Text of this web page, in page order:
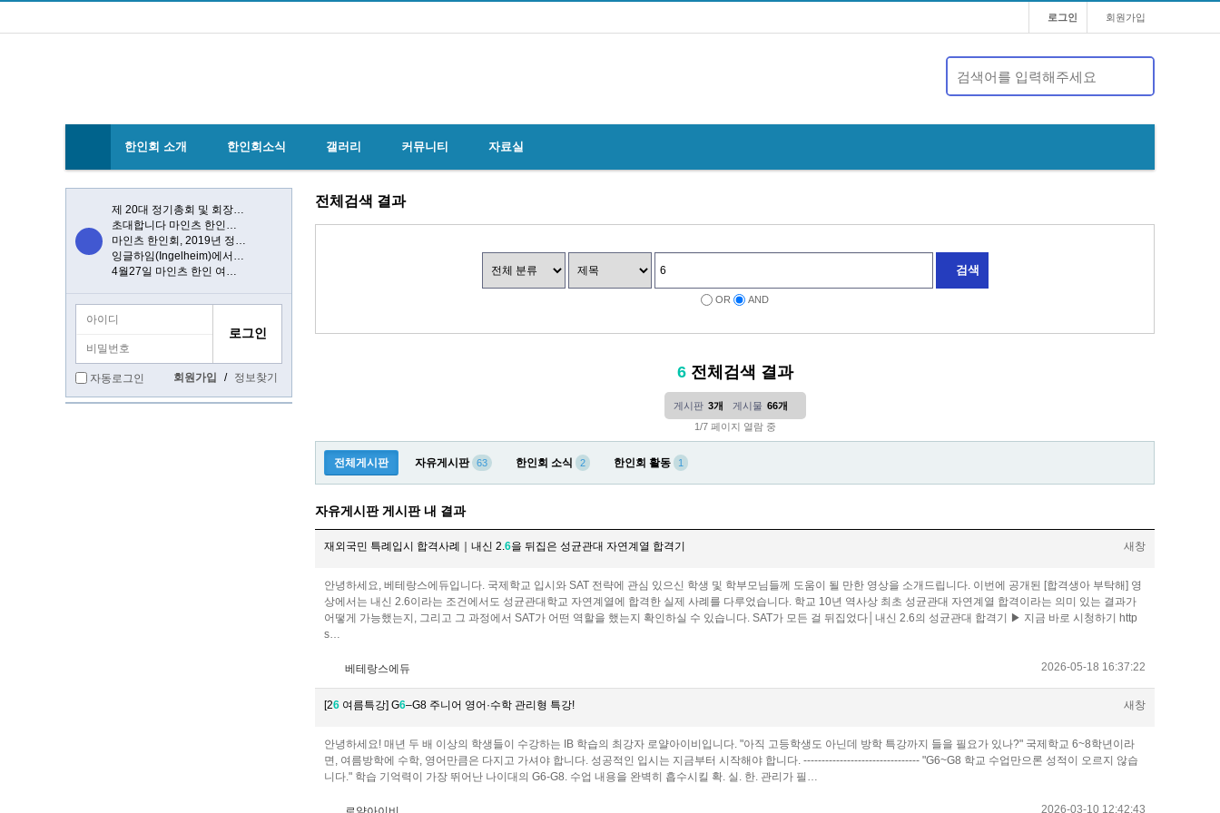
회원가입
로그인
한인회 소개 한인회소식 갤러리 커뮤니티 자료실
전체검색 결과
검색
OR AND
6전체검색 결과
게시판 3개 게시물 66개
1/7 페이지 열람 중
전체게시판 자유게시판 63 한인회 소식 2 한인회 활동 1
자유게시판 게시판 내 결과
재외국민 특례입시 합격사례｜내신 2. 6을 뒤집은 성균관대 자연계열 합격기 새창
안녕하세요, 베테랑스에듀입니다. 국제학교 입시와 SAT 전략에 관심 있으신 학생 및 학부모님들께 도움이 될 만한 영상을 소개드립니다. 이번에 공개된 [합격생아 부탁해] 영
상에서는 내신 2.6이라는 조건에서도 성균관대학교 자연계열에 합격한 실제 사례를 다루었습니다. 학교 10년 역사상 최초 성균관대 자연계열 합격이라는 의미 있는 결과가
어떻게 가능했는지, 그리고 그 과정에서 SAT가 어떤 역할을 했는지 확인하실 수 있습니다. SAT가 모든 걸 뒤집었다│내신 2.6의 성균관대 합격기 ▶ 지금 바로 시청하기 http
s…
베테랑스에듀 2026-05-18 16:37:22
[26 여름특강] G6–G8 주니어 영어·수학 관리형 특강! 새창
안녕하세요! 매년 두 배 이상의 학생들이 수강하는 IB 학습의 최강자 로얄아이비입니다. "아직 고등학생도 아닌데 방학 특강까지 들을 필요가 있나?" 국제학교 6~8학년이라
면, 여름방학에 수학, 영어만큼은 다지고 가셔야 합니다. 성공적인 입시는 지금부터 시작해야 합니다. -------------------------------- "G6~G8 학교 수업만으론 성적이 오르지 않습
니다." 학습 기억력이 가장 뛰어난 나이대의 G6-G8. 수업 내용을 완벽히 흡수시킬 확. 실. 한. 관리가 필…
2026-03-10 12:42:43
제 20대 정기총회 및 회장 선출 공문
초대합니다 마인츠 한인회 문화 행사 2020…
마인츠 한인회, 2019년 정기총회 개최
잉글하임(Ingelheim)에서 한국전통 결…
4월27일 마인츠 한인 여성합창단10회 연주…
자동로그인 회원가입 / 정보찾기